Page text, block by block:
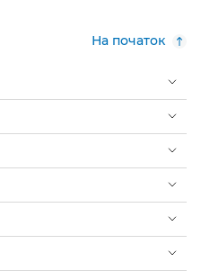
На початок